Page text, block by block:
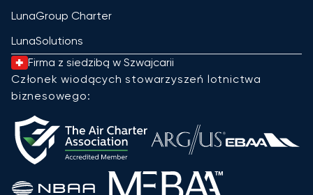
LunaGroup Charter
LunaSolutions
Firma z siedzibą w Szwajcarii
Członek wiodących stowarzyszeń lotnictwa
biznesowego: